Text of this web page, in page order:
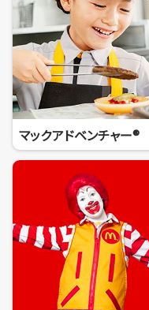
マックアドベンチャー®